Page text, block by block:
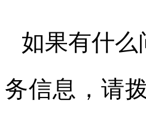
如果有什
务信息，请